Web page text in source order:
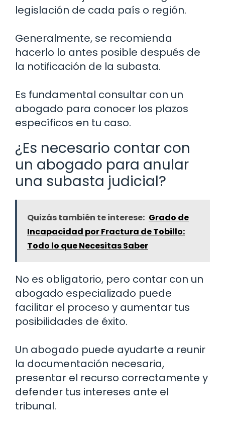
legislación de cada país o región.
Generalmente, se recomienda
hacerlo lo antes posible después de
la notificación de la subasta.
Es fundamental consultar con un
abogado para conocer los plazos
específicos en tu caso.
¿Es necesario contar con
un abogado para anular
una subasta judicial?
Quizás también te interese: Grado de
Incapacidad por Fractura de Tobillo:
Todo lo que Necesitas Saber
No es obligatorio, pero contar con un
abogado especializado puede
facilitar el proceso y aumentar tus
posibilidades de éxito.
Un abogado puede ayudarte a reunir
la documentación necesaria,
presentar el recurso correctamente y
defender tus intereses ante el
tribunal.